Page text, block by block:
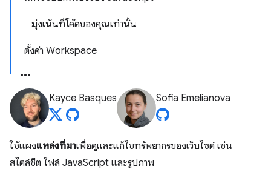
มุ่งเน้นที่โค้ดของคุณเท่านั้น
ตั้งค่า Workspace
Kayce Basques Sofia Emelianova
ใช้แผงแหล่งที่มาเพื่อดูและแก้ไขทรัพยากรของเว็บไซต์ เช่น
สไตล์ชีต ไฟล์ JavaScript และรูปภาพ